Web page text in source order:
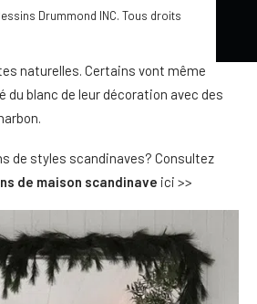
Drummond INC. Tous droits
effet chaleureux. Opter pour ce style
naturelles. Certains vont même
du blanc de leur décoration avec des
de styles scandinaves? Consultez
de maison scandinave ici >>